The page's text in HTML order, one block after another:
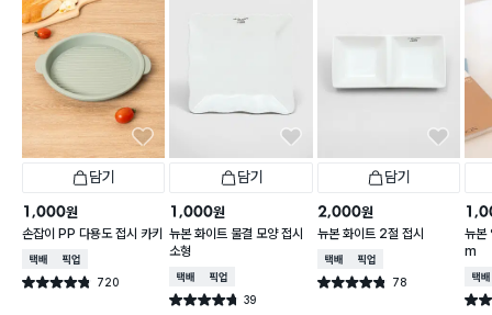
담기
1,000원
손잡이 PP 다용도 접시 카키
택배배송매장픽업
별점 4.8점 720
건 작성
담기
1,000원
뉴본 화이트 물결 모양 접시
소형
택배배송매장픽업
별점 4.7점 39
건 작성
담기
2,000원
뉴본 화이트 2절 접시
택배배송매장픽업
별점 4.8점 78
건 작성
뉴본
m
택배
별점